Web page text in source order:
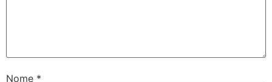
Nome *